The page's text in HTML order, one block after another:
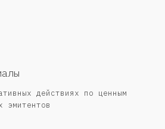
действиях по ценным
эмитентов